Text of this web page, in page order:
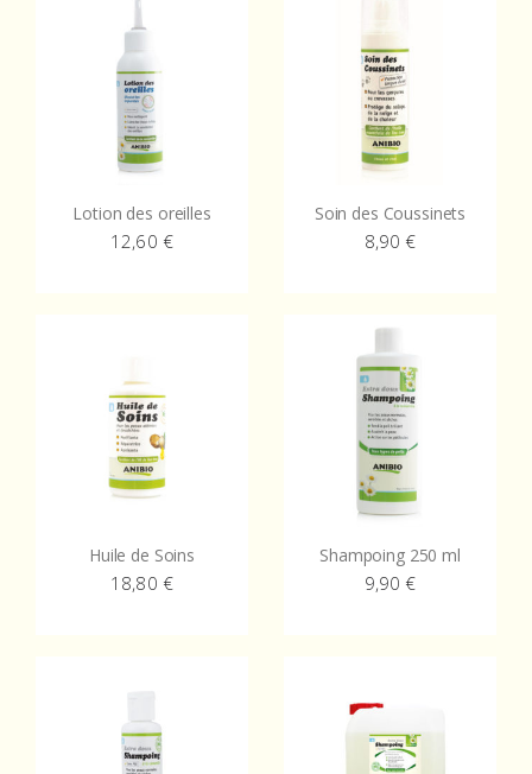
Lotion des oreilles
12,60 €
Soin des Coussinets
8,90 €
Huile de Soins
18,80 €
Shampoing 250 ml
9,90 €